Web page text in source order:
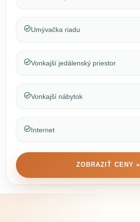
Umývačka riadu
Vonkajší jedálenský priestor
Vonkajší nábytok
Internet
ZOBRAZIŤ CENY »